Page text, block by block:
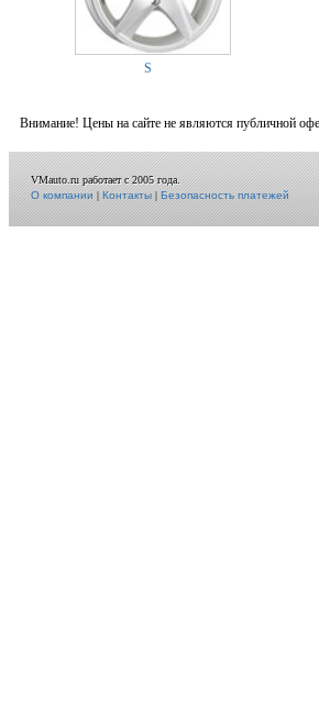
S
Внимание! Цены на сайте не являются публичной
VMauto.ru работает с 2005 года.
О компании|Контакты|Безопасность платежей